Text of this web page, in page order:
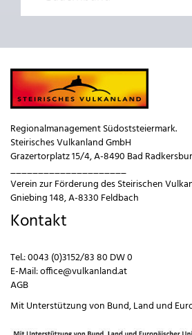
Regionalmanagement Südoststeiermark.
Steirisches Vulkanland GmbH
Grazertorplatz 15/4, A-8490 Bad
_____________________
Verein zur Förderung des Steirischen
Gniebing 148, A-8330 Feldbach
Kontakt
Tel.:0043 (0)3152/83 80 DW 0
E-Mail:office@vulkanland.at
AGB
Mit Unterstützung von Bund,Land und